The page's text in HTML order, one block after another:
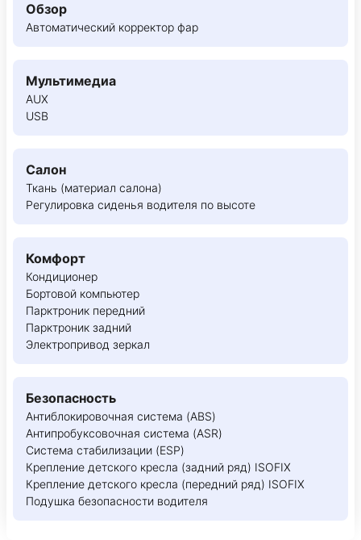
Обзор
Автоматический корректор фар
Мультимедиа
AUX
USB
Салон
Ткань (материал салона)
Регулировка сиденья водителя по высоте
Комфорт
Кондиционер
Бортовой компьютер
Парктроник передний
Парктроник задний
Электропривод зеркал
Безопасность
Антиблокировочная система (ABS)
Антипробуксовочная система (ASR)
Система стабилизации (ESP)
Крепление детского кресла (задний ряд) ISOFIX
Крепление детского кресла (передний ряд) ISOFIX
Подушка безопасности водителя